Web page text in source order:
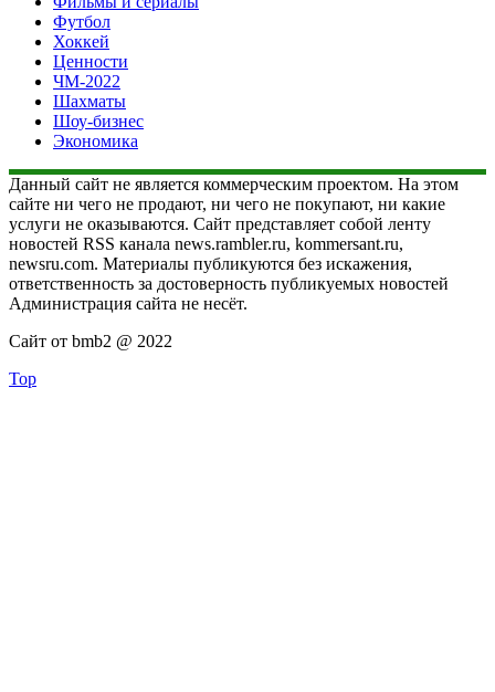
Футбол
Хоккей
Ценности
ЧМ-2022
Шахматы
Шоу-бизнес
Экономика
Данный сайт не является коммерческим проектом. На этом
сайте ни чего не продают, ни чего не покупают, ни какие
услуги не оказываются. Сайт представляет собой ленту
новостей RSS канала news.rambler.ru, kommersant.ru,
newsru.com. Материалы публикуются без искажения,
ответственность за достоверность публикуемых новостей
Администрация сайта не несёт.
Сайт от bmb2 @ 2022
Top